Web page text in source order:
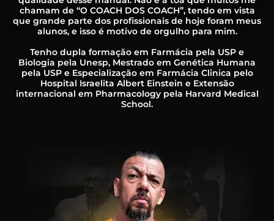
chamam de “O COACH DOS COACH”, tendo em vista
que grande parte dos profissionais de hoje foram meus
alunos, e isso é motivo de orgulho para mim.
Tenho dupla formação em Farmácia pela USP e
Biologia pela Unesp, Mestrado em Genética Humana
pela USP e Especialização em Farmácia Clinica pelo
Hospital Israelita Albert Einstein e Extensão
internacional em Pharmacology pela Harvard Medical
School.